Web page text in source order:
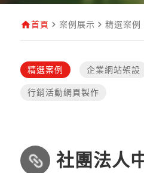
首頁 案例展示 精選案例
精選案例 企業網站架設
行銷活動網頁製作
社團法人